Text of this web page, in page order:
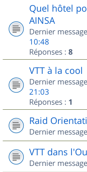
Quel hôtel
AINSA
Dernier
10:48
Réponses : 8
VTT à la cool
Dernier
21:03
Réponses : 1
Raid
Dernier
VTT dans
Dernier